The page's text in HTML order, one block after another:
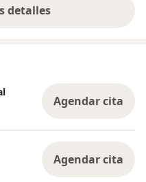
detalles
la experiencia
Agendar cita
Agendar cita